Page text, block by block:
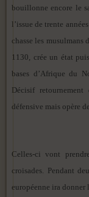
bouillonne encore le
l’issue de trente
chasse les
1130, crée un état
bases d’Afrique du
Décisif
défensive mais opère
Celles-ci vont
croisades. Pendant
européenne ira donner